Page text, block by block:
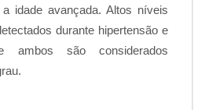
a idade avançada. Altos níveis
durante hipertensão e
ambos são considerados